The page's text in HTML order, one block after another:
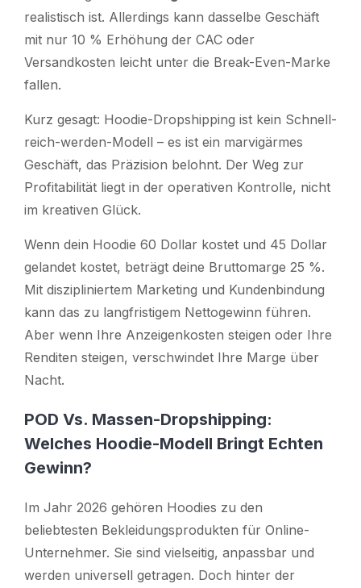
realistisch ist. Allerdings kann dasselbe Geschäft
mit nur 10 % Erhöhung der CAC oder
Versandkosten leicht unter die Break-Even-Marke
fallen.
Kurz gesagt: Hoodie-Dropshipping ist kein Schnell-
reich-werden-Modell – es ist ein marvigärmes
Geschäft, das Präzision belohnt. Der Weg zur
Profitabilität liegt in der operativen Kontrolle, nicht
im kreativen Glück.
Wenn dein Hoodie 60 Dollar kostet und 45 Dollar
gelandet kostet, beträgt deine Bruttomarge 25 %.
Mit diszipliniertem Marketing und Kundenbindung
kann das zu langfristigem Nettogewinn führen.
Aber wenn Ihre Anzeigenkosten steigen oder Ihre
Renditen steigen, verschwindet Ihre Marge über
Nacht.
POD Vs. Massen-Dropshipping:
Welches Hoodie-Modell Bringt Echten
Gewinn?
Im Jahr 2026 gehören Hoodies zu den
beliebtesten Bekleidungsprodukten für Online-
Unternehmer. Sie sind vielseitig, anpassbar und
werden universell getragen. Doch hinter der